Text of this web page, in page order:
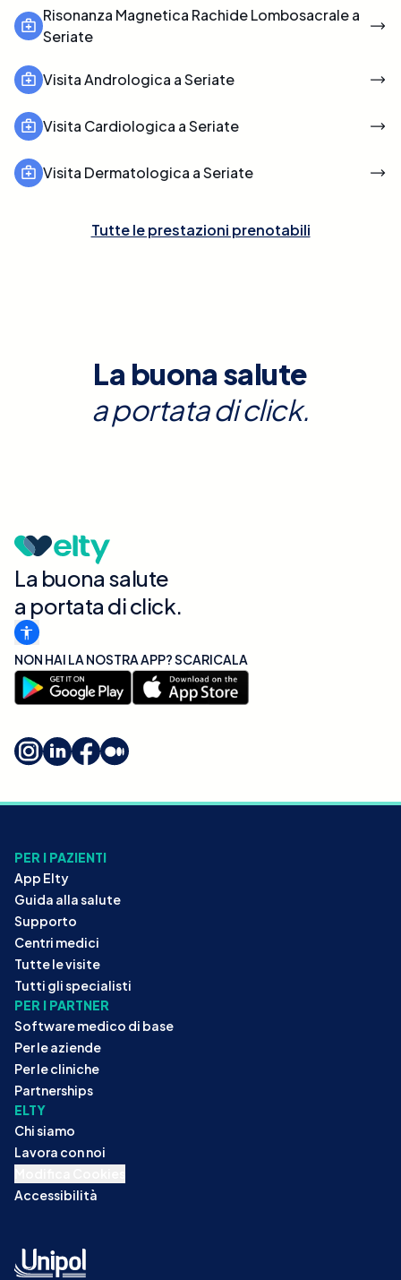
Risonanza Magnetica Rachide Lombosacrale a
Seriate
Visita Andrologica a Seriate
Visita Cardiologica a Seriate
Visita Dermatologica a Seriate
Tutte le prestazioni prenotabili
La buona salute
a portata di click.
La buona salute
a portata di click.
NON HAI LA NOSTRA APP? SCARICALA
PER I PAZIENTI
App Elty
Guida alla salute
Supporto
Centri medici
Tutte le visite
Tutti gli specialisti
PER I PARTNER
Software medico di base
Per le aziende
Per le cliniche
Partnerships
ELTY
Chi siamo
Lavora con noi
Accessibilità